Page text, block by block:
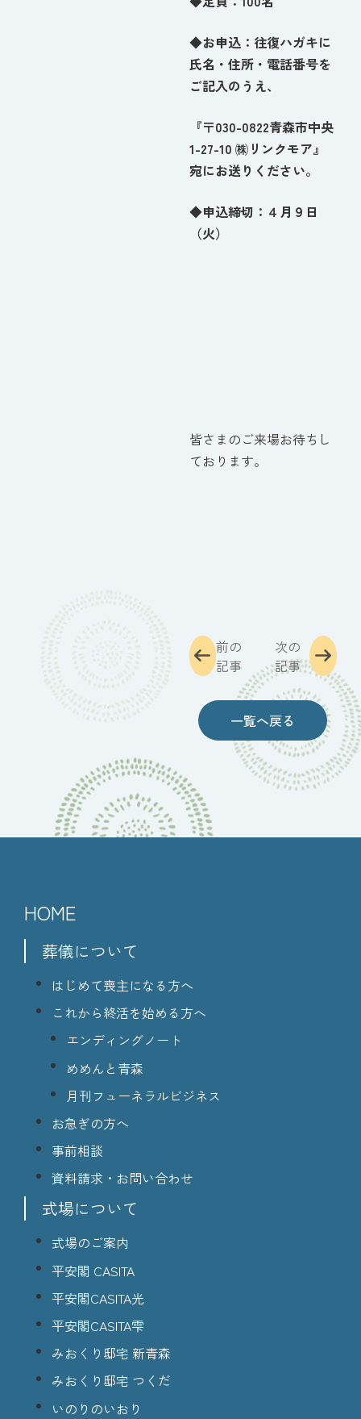
◆お申込：往復ハガキに
氏名・住所・電話番号を
ご記入のうえ、
『〒030-0822青森市中央
1-27-10 ㈱リンクモア』
宛にお送りください。
◆申込締切：４月９日
（火）
皆さまのご来場お待ちし
ております。
前の
記事
一覧へ戻る
次の
記事
HOME
葬儀について
はじめて喪主になる方へ
これから終活を始める方へ
エンディングノート
めめんと青森
月刊フューネラルビジネス
お急ぎの方へ
事前相談
資料請求・お問い合わせ
式場について
式場のご案内
平安閣 CASITA
平安閣CASITA光
平安閣CASITA雫
みおくり邸宅 新青森
みおくり邸宅 つくだ
いのりのいおり